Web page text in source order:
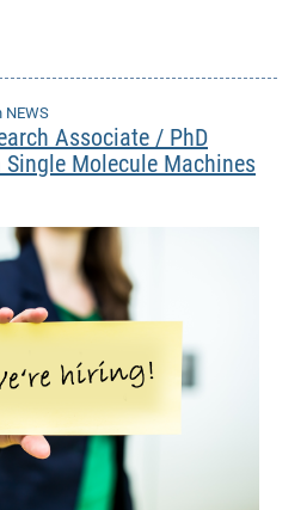
NEWS
Associate / PhD
Molecule Machines